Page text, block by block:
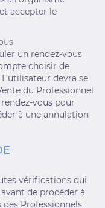
accepter le
un rendez-vous
choisir de
devra se
du Professionnel
vous pour
à une annulation
vérifications qui
de procéder à
des Professionnels